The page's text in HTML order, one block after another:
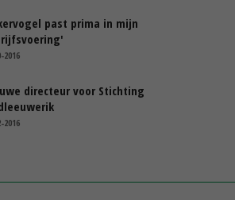
past prima in mijn
2016
directeur voor Stichting
2016